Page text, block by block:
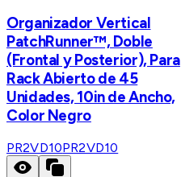
Organizador Vertical
PatchRunner™, Doble
(Frontal y Posterior), Para
Rack Abierto de 45
Unidades, 10in de Ancho,
Color Negro
PR2VD10PR2VD10